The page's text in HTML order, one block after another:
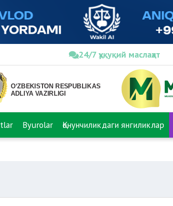
24/7 ҳуқуқий маслаҳат
Byurolar Қонунчиликдаги янгиликлар